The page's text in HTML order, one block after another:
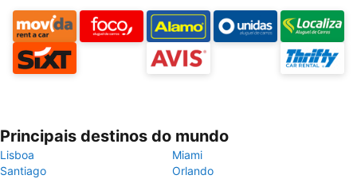
Principais destinos do mundo
Lisboa
Miami
Santiago
Orlando